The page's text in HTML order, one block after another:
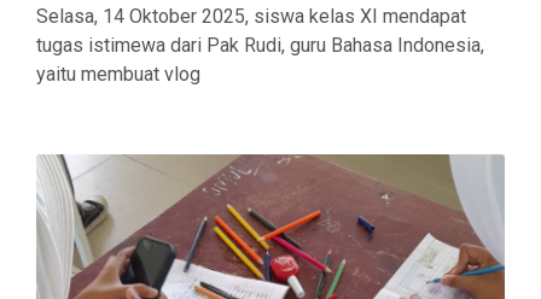
Selasa, 14 Oktober 2025, siswa kelas XI mendapat
tugas istimewa dari Pak Rudi, guru Bahasa Indonesia,
yaitu membuat vlog